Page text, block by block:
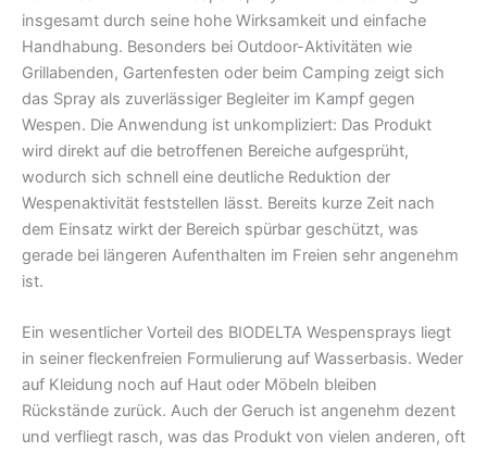
insgesamt durch seine hohe Wirksamkeit und einfache
Handhabung. Besonders bei Outdoor-Aktivitäten wie
Grillabenden, Gartenfesten oder beim Camping zeigt sich
das Spray als zuverlässiger Begleiter im Kampf gegen
Wespen. Die Anwendung ist unkompliziert: Das Produkt
wird direkt auf die betroffenen Bereiche aufgesprüht,
wodurch sich schnell eine deutliche Reduktion der
Wespenaktivität feststellen lässt. Bereits kurze Zeit nach
dem Einsatz wirkt der Bereich spürbar geschützt, was
gerade bei längeren Aufenthalten im Freien sehr angenehm
ist.
Ein wesentlicher Vorteil des BIODELTA Wespensprays liegt
in seiner fleckenfreien Formulierung auf Wasserbasis. Weder
auf Kleidung noch auf Haut oder Möbeln bleiben
Rückstände zurück. Auch der Geruch ist angenehm dezent
und verfliegt rasch, was das Produkt von vielen anderen, oft